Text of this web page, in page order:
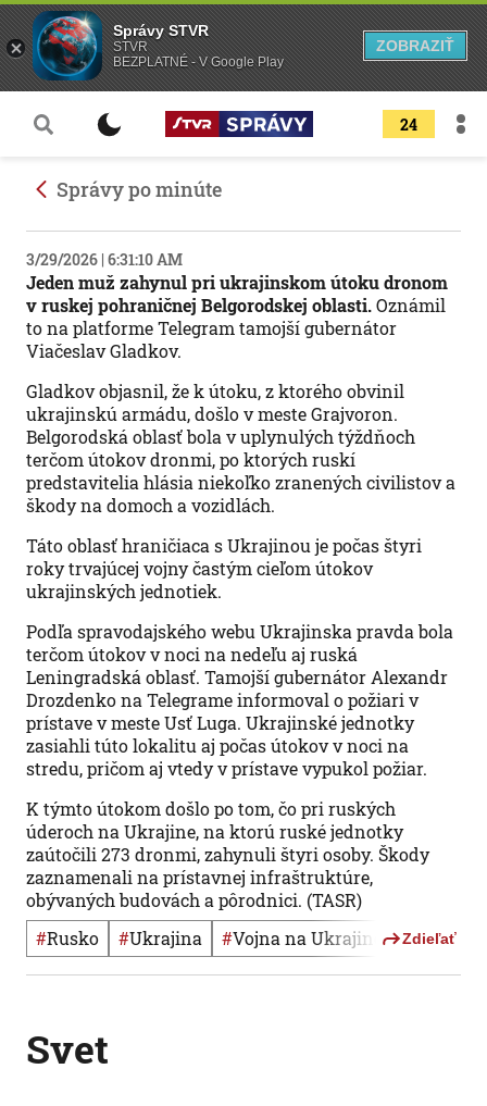
24
Správy po minúte
3/29/2026 | 6:31:10 AM
Jeden muž zahynul pri ukrajinskom útoku dronom
v ruskej pohraničnej Belgorodskej oblasti.Oznámil
to na platforme Telegram tamojší gubernátor
Viačeslav Gladkov.
Gladkov objasnil, že k útoku, z ktorého obvinil
ukrajinskú armádu, došlo v meste Grajvoron.
Belgorodská oblasť bola v uplynulých týždňoch
terčom útokov dronmi, po ktorých ruskí
predstavitelia hlásia niekoľko zranených civilistov a
škody na domoch a vozidlách.
Táto oblasť hraničiaca s Ukrajinou je počas štyri
roky trvajúcej vojny častým cieľom útokov
ukrajinských jednotiek.
Podľa spravodajského webu Ukrajinska pravda bola
terčom útokov v noci na nedeľu aj ruská
Leningradská oblasť. Tamojší gubernátor Alexandr
Drozdenko na Telegrame informoval o požiari v
prístave v meste Usť Luga. Ukrajinské jednotky
zasiahli túto lokalitu aj počas útokov v noci na
stredu, pričom aj vtedy v prístave vypukol požiar.
K týmto útokom došlo po tom, čo pri ruských
úderoch na Ukrajine, na ktorú ruské jednotky
zaútočili 273 dronmi, zahynuli štyri osoby. Škody
zaznamenali na prístavnej infraštruktúre,
obývaných budovách a pôrodnici. (TASR)
# Rusko # Ukrajina # vojna na Ukrajine Zdieľať
Svet
Správy STVR
STVR
BEZPLATNÉ - V Google Play
ZOBRAZIŤ